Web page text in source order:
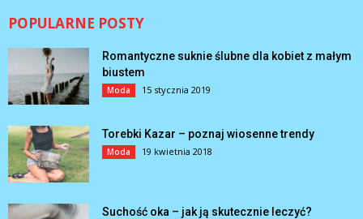
POPULARNE POSTY
Romantyczne suknie ślubne dla kobiet z małym
biustem
Moda 15 stycznia 2019
Torebki Kazar – poznaj wiosenne trendy
Moda 19 kwietnia 2018
Suchość oka – jak ją skutecznie leczyć?